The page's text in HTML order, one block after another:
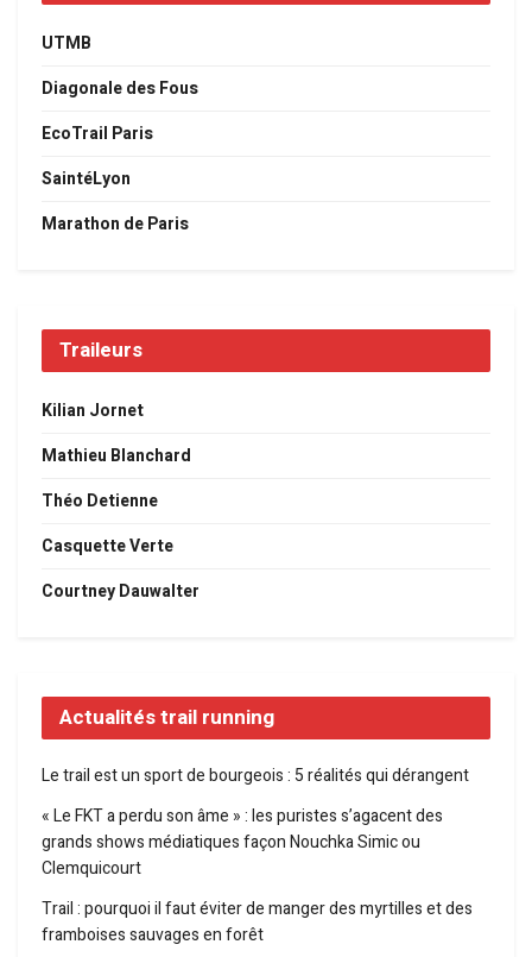
UTMB
Diagonale des Fous
EcoTrail Paris
SaintéLyon
Marathon de Paris
Traileurs
Kilian Jornet
Mathieu Blanchard
Théo Detienne
Casquette Verte
Courtney Dauwalter
Actualités trail running
Le trail est un sport de bourgeois : 5 réalités qui dérangent
« Le FKT a perdu son âme » : les puristes s’agacent des
grands shows médiatiques façon Nouchka Simic ou
Clemquicourt
Trail : pourquoi il faut éviter de manger des myrtilles et des
framboises sauvages en forêt